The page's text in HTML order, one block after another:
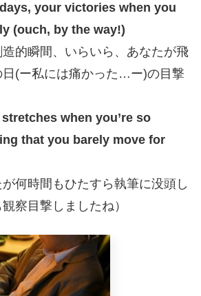
your victories when you
(ouch, by the way!)
造的瞬間、いらいら、あなたが飛
日(ー私には痛かった…ー)の目撃
when you’re so
that you barely move for
が何時間もひたすら執筆に没頭し
察目撃しましたね）